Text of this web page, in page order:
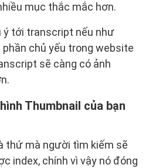
mục thắc mắc hơn.
ý tới transcript nếu như
phần chủ yếu trong website
sẽ càng có ảnh
Thumbnail của bạn
thứ mà người tìm kiếm sẽ
index, chính vì vậy nó đóng